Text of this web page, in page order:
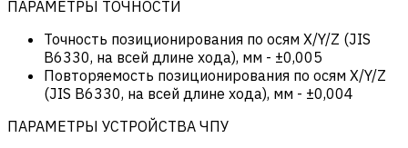
ПАРАМЕТРЫ ТОЧНОСТИ
Точность позиционирования по осям X/Y/Z (JIS
B6330, на всей длине хода), мм - ±0,005
Повторяемость позиционирования по осям X/Y/Z
(JIS B6330, на всей длине хода), мм - ±0,004
ПАРАМЕТРЫ УСТРОЙСТВА ЧПУ